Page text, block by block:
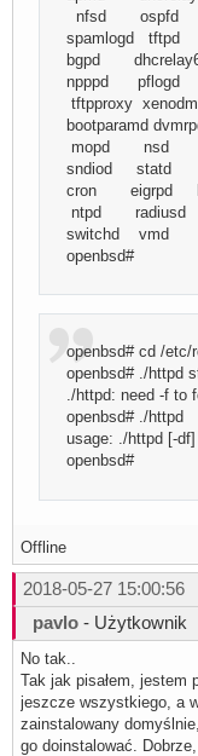
nfsd ospfd
spamlogd tftpd
bgpd
npppd
tftpproxy xenodm
bootparamd
mopd nsd
sndiod statd
cron eigrpd
ntpd radiusd
switchd vmd
openbsd#
openbsd# cd /etc/
openbsd# ./httpd
./httpd: need -f to
openbsd# ./
usage: ./httpd [-
openbsd#
Offline
2018-05-27 15:00:56
pavlo - Użytkownik
No tak..
Tak jak pisałem, jestem
jeszcze wszystkiego, a
zainstalowany
go doinstalować.